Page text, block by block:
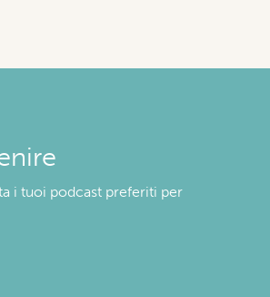
i tuoi podcast preferiti per